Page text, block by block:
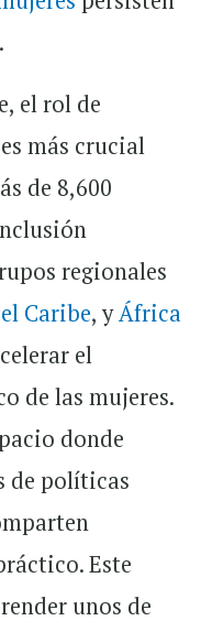
el rol de
más crucial
de 8,600
regionales
Caribe, yÁfrica
el
de las mujeres.
donde
de políticas
Este
unos de